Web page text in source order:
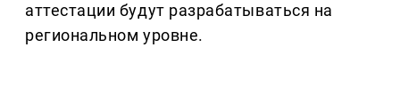
аттестации будут разрабатываться на
региональном уровне.